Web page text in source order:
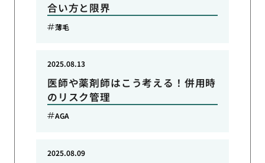
合い方と限界
薄毛
医師や薬剤師はこう考える！併用時
のリスク管理
2025.08.13
AGA
2025.08.09